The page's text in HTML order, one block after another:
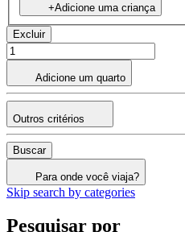
+Adicione uma criança
Excluir
Adicione um quarto
Outros critérios
Buscar
Para onde você viaja?
Skip search by categories
Pesquisar por